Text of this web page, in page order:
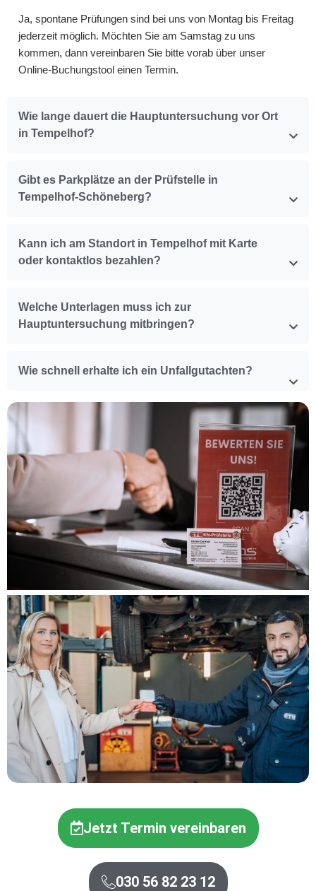
Ja, spontane Prüfungen sind bei uns von Montag bis Freitag
jederzeit möglich. Möchten Sie am Samstag zu uns
kommen, dann vereinbaren Sie bitte vorab über unser
Online-Buchungstool einen Termin.
Wie lange dauert die Hauptuntersuchung vor Ort
in Tempelhof?
Gibt es Parkplätze an der Prüfstelle in
Tempelhof-Schöneberg?
Kann ich am Standort in Tempelhof mit Karte
oder kontaktlos bezahlen?
Welche Unterlagen muss ich zur
Hauptuntersuchung mitbringen?
Wie schnell erhalte ich ein Unfallgutachten?
Jetzt Termin vereinbaren
030 56 82 23 12